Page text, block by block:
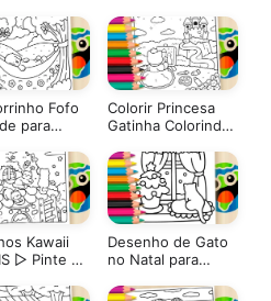
para Colorir
Patinhos para
Colorir: Pinte
Online ou Imprima
Grátis
Fofo
para
Colorir Princesa
Gatinha Colorindo
Divirta-se Grátis!
Kawaii
▷ Pinte no
Desenho de Gato
no Natal para
PDF Grátis ou